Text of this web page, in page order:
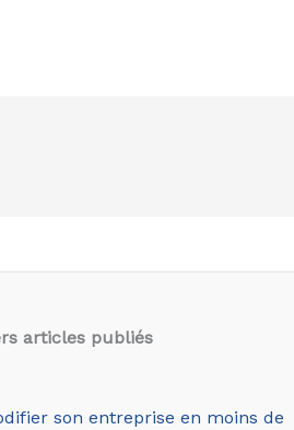
articles publiés
son entreprise en moins de